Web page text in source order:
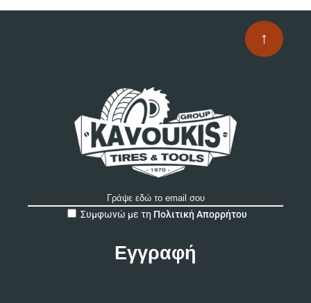
↑
Συμφωνώ με τη Πολιτική Απορρήτου